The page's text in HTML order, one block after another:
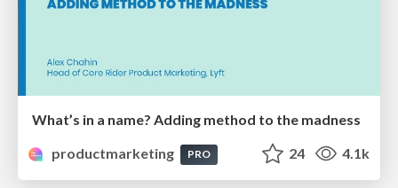
What’s in a name? Adding method to the madness
productmarketing
PRO 24 4.1k